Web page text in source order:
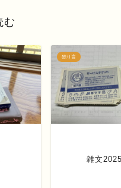
む
独り言
雑文